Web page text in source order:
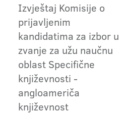
Izvještaj Komisije o
prijavljenim
kandidatima za izbor u
zvanje za užu naučnu
oblast Specifične
književnosti -
angloameriča
književnost